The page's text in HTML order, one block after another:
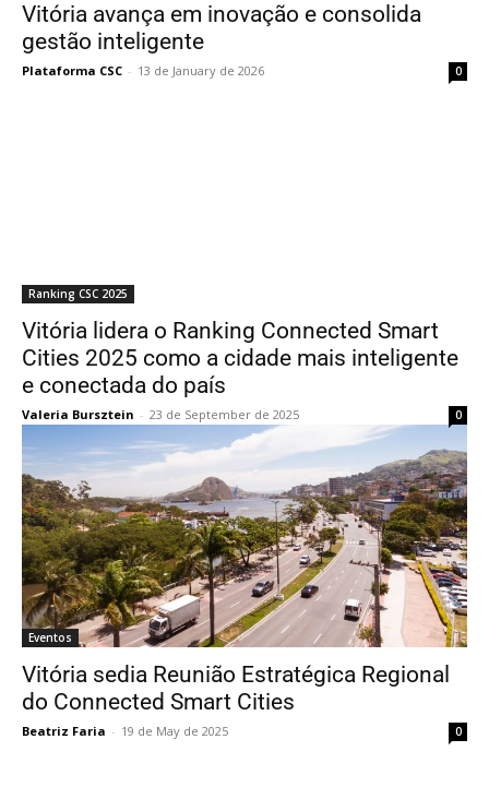
Vitória avança em inovação e consolida
gestão inteligente
Plataforma CSC - 13 de January de 2026 0
Ranking CSC 2025
Vitória lidera o Ranking Connected Smart
Cities 2025 como a cidade mais inteligente
e conectada do país
Valeria Bursztein - 23 de September de 2025 0
Eventos
Vitória sedia Reunião Estratégica Regional
do Connected Smart Cities
Beatriz Faria - 19 de May de 2025 0